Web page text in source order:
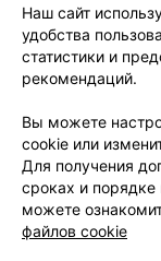
О
Размещение
Способы
Наш сайт
удобства
статистики и
рекомендаций.
Вы можете
cookie или
Для получения
сроках и
можете
файлов cookie